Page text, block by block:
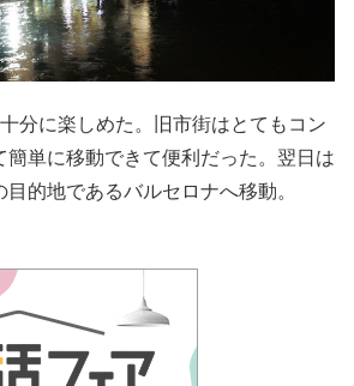
分に楽しめた。旧市街はとてもコン
簡単に移動できて便利だった。翌日は
的地であるバルセロナへ移動。